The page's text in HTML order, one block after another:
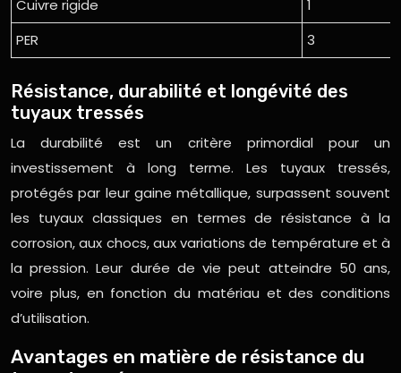
Cuivre rigide
1
PER
3
Résistance, durabilité et longévité des
tuyaux tressés
La durabilité est un critère primordial pour un
investissement à long terme. Les tuyaux tressés,
protégés par leur gaine métallique, surpassent souvent
les tuyaux classiques en termes de résistance à la
corrosion, aux chocs, aux variations de température et à
la pression. Leur durée de vie peut atteindre 50 ans,
voire plus, en fonction du matériau et des conditions
d’utilisation.
Avantages en matière de résistance du